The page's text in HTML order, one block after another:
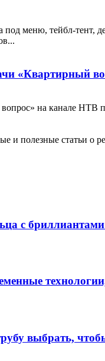
меню, тейбл-тент,
«Квартирный
на канале НТВ
и полезные статьи о
с
выбрать,